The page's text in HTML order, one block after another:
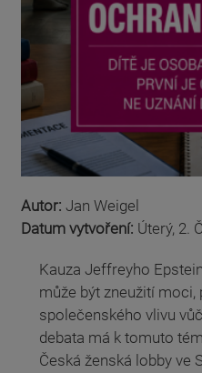
Autor: Jan Weigel
Datum vytvoření: Úterý, 2.
Kauza Jeffreyho
může být zneužití moci,
společenského vlivu
debata má k tomuto
Česká ženská lobby ve